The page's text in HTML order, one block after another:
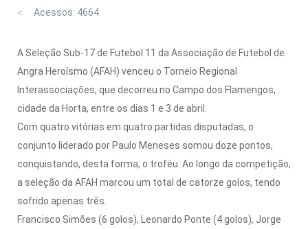
Acessos: 4664
A Seleção Sub-17 de Futebol 11 da Associação de Futebol de
Angra Heroísmo (AFAH) venceu o Torneio Regional
Interassociações, que decorreu no Campo dos Flamengos,
cidade da Horta, entre os dias 1 e 3 de abril.
Com quatro vitórias em quatro partidas disputadas, o
conjunto liderado por Paulo Meneses somou doze pontos,
conquistando, desta forma, o troféu. Ao longo da competição,
a seleção da AFAH marcou um total de catorze golos, tendo
sofrido apenas três.
Francisco Simões (6 golos), Leonardo Ponte (4 golos), Jorge